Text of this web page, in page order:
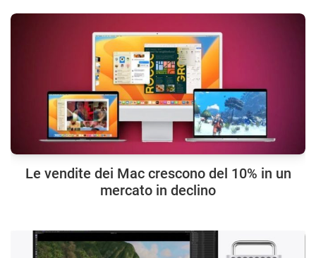
Le vendite dei Mac crescono del 10% in un
mercato in declino